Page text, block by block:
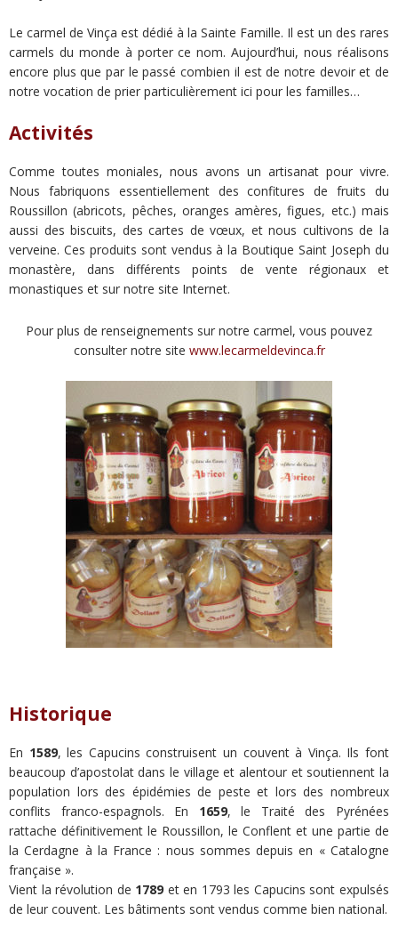
Le carmel de Vinça est dédié à la Sainte Famille. Il est un des rares
carmels du monde à porter ce nom. Aujourd’hui, nous réalisons
encore plus que par le passé combien il est de notre devoir et de
notre vocation de prier particulièrement ici pour les familles…
Activités
Comme toutes moniales, nous avons un artisanat pour vivre.
Nous fabriquons essentiellement des confitures de fruits du
Roussillon (abricots, pêches, oranges amères, figues, etc.) mais
aussi des biscuits, des cartes de vœux, et nous cultivons de la
verveine. Ces produits sont vendus à la Boutique Saint Joseph du
monastère, dans différents points de vente régionaux et
monastiques et sur notre site Internet.
Pour plus de renseignements sur notre carmel, vous pouvez
consulter notre site www.lecarmeldevinca.fr
Historique
En 1589, les Capucins construisent un couvent à Vinça. Ils font
beaucoup d’apostolat dans le village et alentour et soutiennent la
population lors des épidémies de peste et lors des nombreux
conflits franco-espagnols. En 1659, le Traité des Pyrénées
rattache définitivement le Roussillon, le Conflent et une partie de
la Cerdagne à la France : nous sommes depuis en « Catalogne
française ».
Vient la révolution de 1789 et en 1793 les Capucins sont expulsés
de leur couvent. Les bâtiments sont vendus comme bien national.